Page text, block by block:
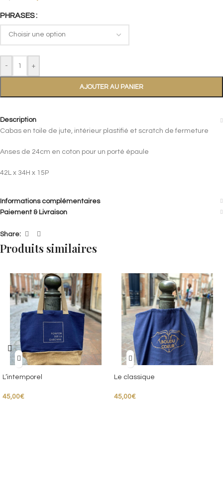
PHRASES
- +
AJOUTER AU PANIER
Description
Cabas en toile de jute, intérieur plastifié et scratch de fermeture
Anses de 24cm en coton pour un porté épaule
42L x 34H x 15P
Informations complémentaires
Paiement & Livraison
Share:
Produits similaires
L’intemporel
45,00€
Le classique
45,00€